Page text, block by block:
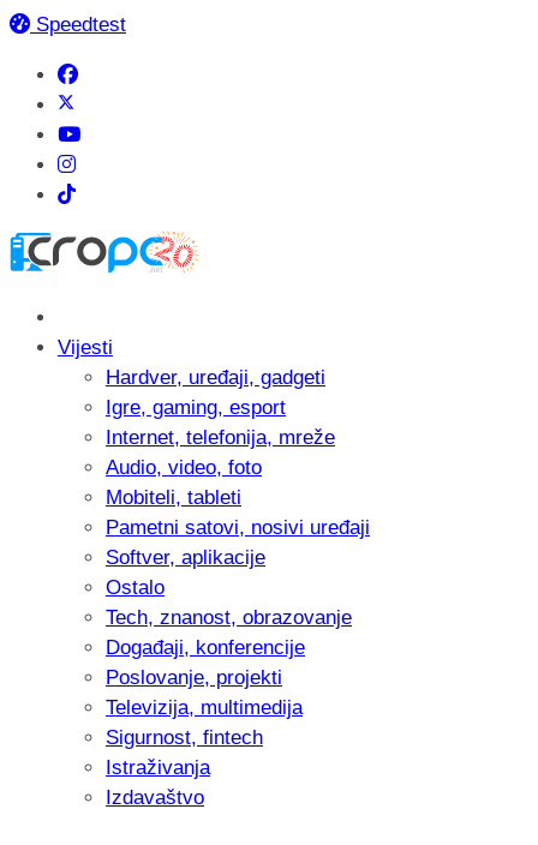
Speedtest
Vijesti
Hardver, uređaji, gadgeti
Igre, gaming, esport
Internet, telefonija, mreže
Audio, video, foto
Mobiteli, tableti
Pametni satovi, nosivi uređaji
Softver, aplikacije
Ostalo
Tech, znanost, obrazovanje
Događaji, konferencije
Poslovanje, projekti
Televizija, multimedija
Sigurnost, fintech
Istraživanja
Izdavaštvo